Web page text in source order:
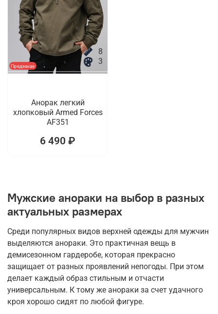
Предзаказ
8
3
Анорак легкий
хлопковый Armed Forces
AF351
6 490 ₽
Мужские анораки на выбор в разных
актуальных размерах
Среди популярных видов верхней одежды для мужчин
выделяются анораки. Это практичная вещь в
демисезонном гардеробе, которая прекрасно
защищает от разных проявлений непогоды. При этом
делает каждый образ стильным и отчасти
универсальным. К тому же анораки за счет удачного
кроя хорошо сидят по любой фигуре.